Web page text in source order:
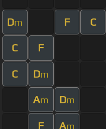
Dm F C
C F
C Dm
Am Dm
F Am